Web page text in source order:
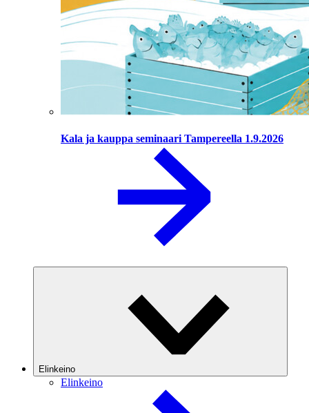
Kala ja kauppa seminaari Tampereella 1.9.2026
Elinkeino
Elinkeino